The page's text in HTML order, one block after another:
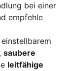
bei einer
empfehle
saubere‌
leitfähige